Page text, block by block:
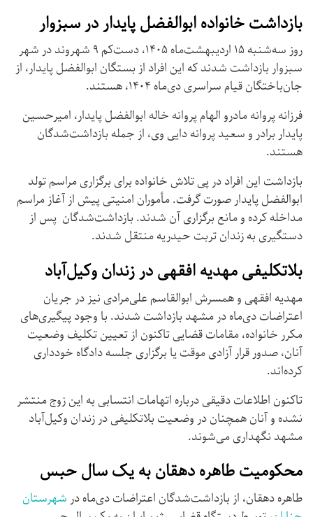
بازداشت خانواده ابوالفضل پایدار در سبزوار
روز سه‌شنبه ۱۵ اردیبهشت‌ماه ۱۴۰۵، دست‌کم ۹ شهروند در شهر
سبزوار بازداشت شدند که این افراد از بستگان ابوالفضل پایدار، از
جان‌باختگان قیام سراسری دی‌ماه ۱۴۰۴، هستند.
فرزانه پروانه مادرو الهام پروانه خاله ابوالفضل پایدار، امیرحسین
پایدار برادر و سعید پروانه دایی وی، از جمله بازداشت‌شدگان
هستند.
بازداشت این افراد در پی تلاش خانواده برای برگزاری مراسم تولد
ابوالفضل پایدار صورت گرفت. مأموران امنیتی پیش از آغاز مراسم
مداخله کرده و مانع برگزاری آن شدند. بازداشت‌شدگان پس از
دستگیری به زندان تربت حیدریه منتقل شدند.
بلاتکلیفی مهدیه افقهی در زندان وکیل‌آباد
مهدیه افقهی و همسرش ابوالقاسم علی‌مرادی نیز در جریان
اعتراضات دی‌ماه در مشهد بازداشت شدند. با وجود پیگیری‌های
مکرر خانواده، مقامات قضایی تاکنون از تعیین تکلیف وضعیت
آنان، صدور قرار آزادی موقت یا برگزاری جلسه دادگاه خودداری
کرده‌اند.
تاکنون اطلاعات دقیقی درباره اتهامات انتسابی به این زوج منتشر
نشده و آنان همچنان در وضعیت بلاتکلیفی در زندان وکیل‌آباد
مشهد نگهداری می‌شوند.
محکومیت طاهره دهقان به یک سال حبس
طاهره دهقان، از بازداشت‌شدگان اعتراضات دی‌ماه در شهرستان